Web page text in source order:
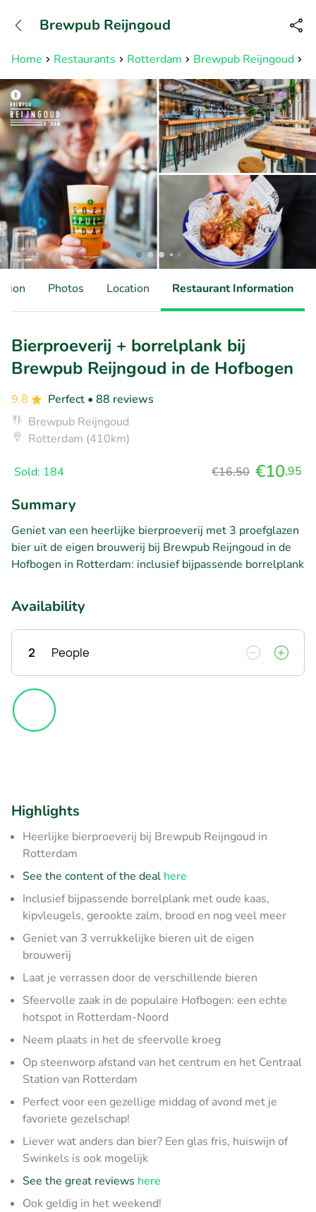
Available until 23:00
Home Restaurants Rotterdam Brewpub Reijngoud
Brewpub Reijngoud
Photos Location Restaurant Information
Bierproeverij + borrelplank bij
Brewpub Reijngoud in de Hofbogen
9.8 Perfect • 88 reviews
Brewpub Reijngoud
Rotterdam (410km)
Sold: 184 €16,50 €10,95
Summary
Geniet van een heerlijke bierproeverij met 3 proefglazen
bier uit de eigen brouwerij bij Brewpub Reijngoud in de
Hofbogen in Rotterdam: inclusief bijpassende borrelplank
Availability
2 People
Highlights
Heerlijke bierproeverij bij Brewpub Reijngoud in
Rotterdam
See the content of the deal here
Inclusief bijpassende borrelplank met oude kaas,
kipvleugels, gerookte zalm, brood en nog veel meer
Geniet van 3 verrukkelijke bieren uit de eigen
brouwerij
Laat je verrassen door de verschillende bieren
Sfeervolle zaak in de populaire Hofbogen: een echte
hotspot in Rotterdam-Noord
Neem plaats in het de sfeervolle kroeg
Op steenworp afstand van het centrum en het Centraal
Station van Rotterdam
Perfect voor een gezellige middag of avond met je
favoriete gezelschap!
Liever wat anders dan bier? Een glas fris, huiswijn of
Swinkels is ook mogelijk
See the great reviews here
Ook geldig in het weekend!